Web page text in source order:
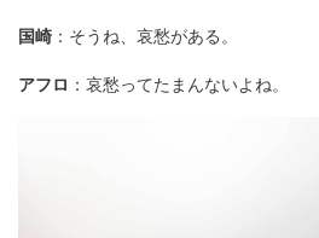
国崎 ：そうね、哀愁がある。
アフロ ：哀愁ってたまんないよね。